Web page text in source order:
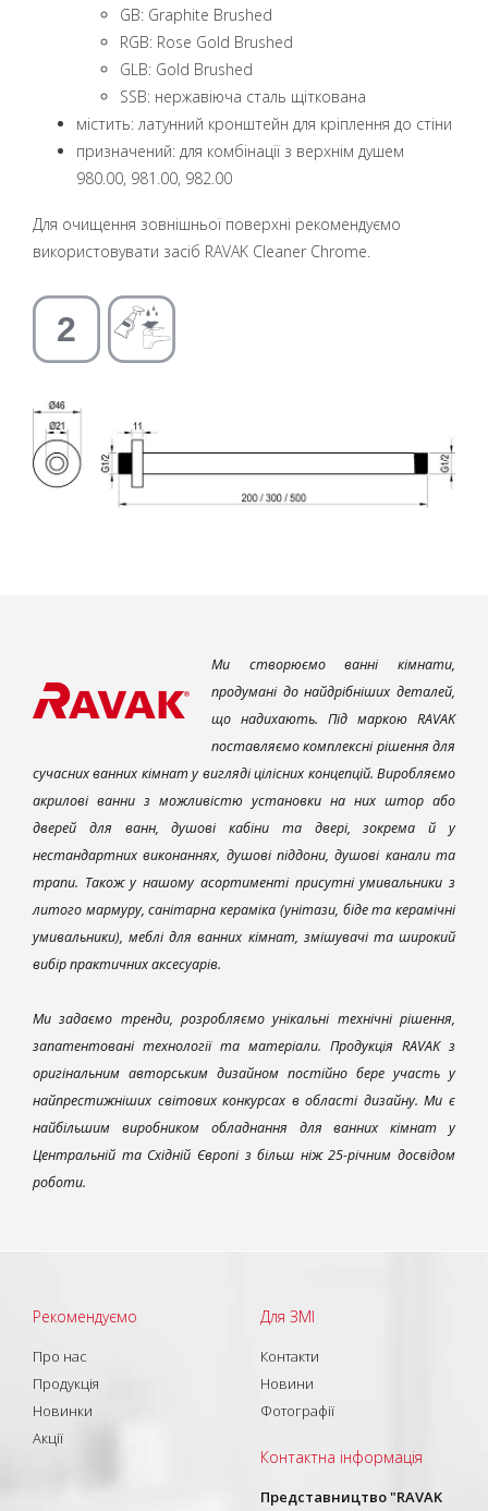
GB: Graphite Brushed
RGB: Rose Gold Brushed
GLB: Gold Brushed
SSB: нержавіюча сталь щіткована
містить: латунний кронштейн для кріплення до стіни
призначений: для комбінації з верхнім душем
980.00, 981.00, 982.00
Для очищення зовнішньої поверхні рекомендуємо
використовувати засіб RAVAK Cleaner Chrome.
Ми створюємо ванні кімнати,
продумані до найдрібніших деталей,
що надихають. Під маркою RAVAK
поставляємо комплексні рішення для
сучасних ванних кімнат у вигляді цілісних концепцій. Виробляємо
акрилові ванни з можливістю установки на них штор або
дверей для ванн, душові кабіни та двері, зокрема й у
нестандартних виконаннях, душові піддони, душові канали та
трапи. Також у нашому асортименті присутні умивальники з
литого мармуру, санітарна кераміка (унітази, біде та керамічні
умивальники), меблі для ванних кімнат, змішувачі та широкий
вибір практичних аксесуарів.
Ми задаємо тренди, розробляємо унікальні технічні рішення,
запатентовані технології та матеріали. Продукція RAVAK з
оригінальним авторським дизайном постійно бере участь у
найпрестижніших світових конкурсах в області дизайну. Ми є
найбільшим виробником обладнання для ванних кімнат у
Центральній та Східній Європі з більш ніж 25-річним досвідом
роботи.
Рекомендуємо
Про нас
Продукція
Новинки
Акції
Для ЗМІ
Контакти
Новини
Фотографії
Контактна інформація
Представництво "RAVAK